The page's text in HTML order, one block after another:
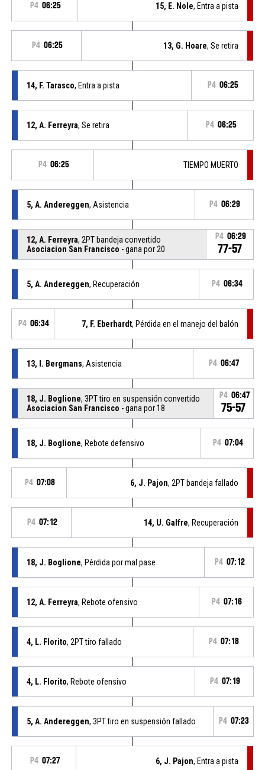
P4 06:25 15, E. Nole, Entra a pista
P4 06:25 13, G. Hoare, Se retira
14, F. Tarasco, Entra a pista P4 06:25
12, A. Ferreyra, Se retira P4 06:25
P4 06:25 TIEMPO MUERTO
5, A. Andereggen, Asistencia P4 06:29
12, A. Ferreyra, 2PT bandeja convertido
Asociacion San Francisco - gana por 20
P4 06:29
77-57
5, A. Andereggen, Recuperación P4 06:34
P4 06:34 7, F. Eberhardt, Pérdida en el manejo del balón
13, I. Bergmans, Asistencia P4 06:47
18, J. Boglione, 3PT tiro en suspensión convertido
Asociacion San Francisco - gana por 18
P4 06:47
75-57
18, J. Boglione, Rebote defensivo P4 07:04
P4 07:08 6, J. Pajon, 2PT bandeja fallado
P4 07:12 14, U. Galfre, Recuperación
18, J. Boglione, Pérdida por mal pase P4 07:12
12, A. Ferreyra, Rebote ofensivo P4 07:16
4, L. Florito, 2PT tiro fallado P4 07:18
4, L. Florito, Rebote ofensivo P4 07:19
5, A. Andereggen, 3PT tiro en suspensión fallado P4 07:23
P4 07:27 6, J. Pajon, Entra a pista